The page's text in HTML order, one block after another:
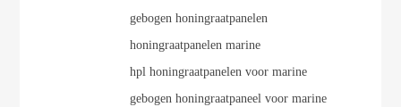
gebogen honingraatpanelen
honingraatpanelen marine
hpl honingraatpanelen voor marine
gebogen honingraatpaneel voor marine